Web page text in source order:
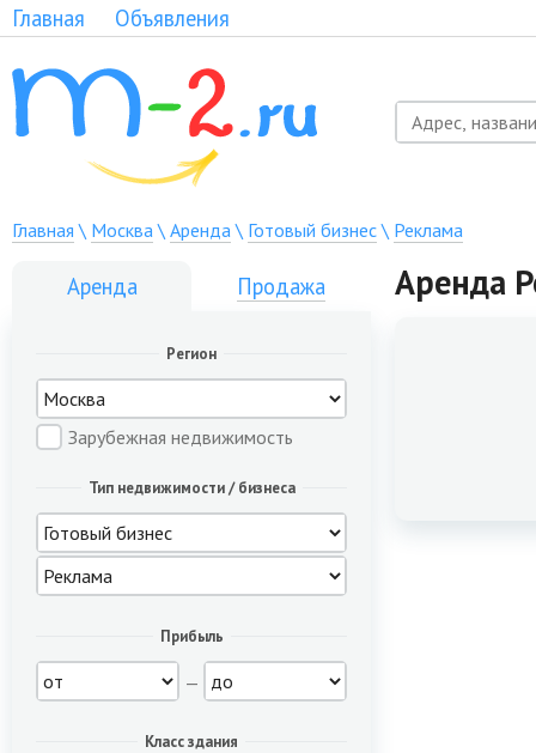
Главная Объявления
Главная \ Москва\ Аренда\ Готовый бизнес\ Реклама
Аренда Продажа
Регион
Зарубежная недвижимость
Тип недвижимости / бизнеса
Прибыль
—
Класс здания
Аренда